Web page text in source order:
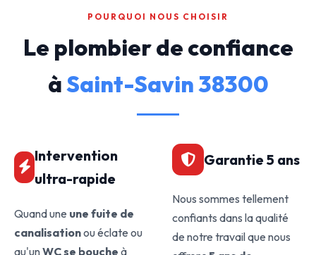
POURQUOI NOUS CHOISIR
Le plombier de confiance
àSaint-Savin 38300
Intervention
ultra-rapide
Quand une une fuite de
canalisationou éclate ou
qu'unWC se bouche à
Garantie 5 ans
Nous sommes tellement
confiants dans la qualité
de notre travail que nous